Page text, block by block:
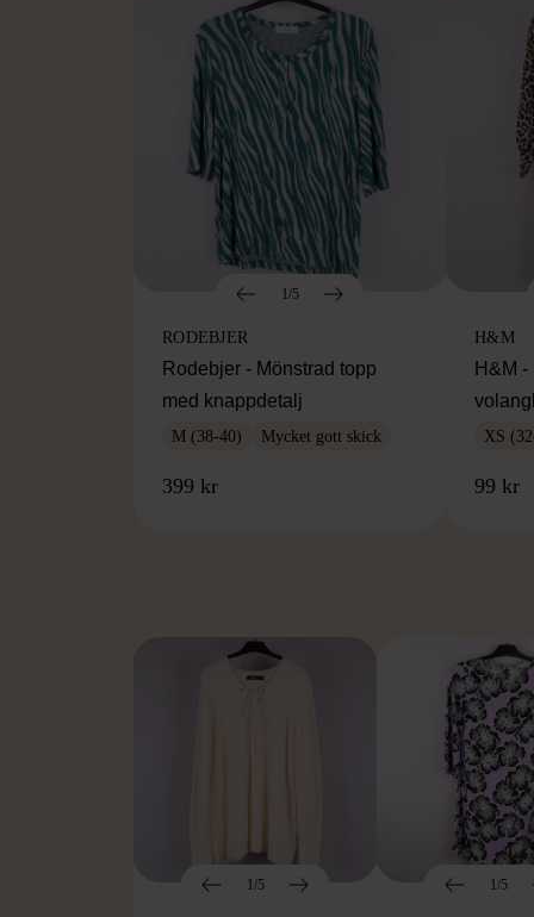
1/5
RODEBJER
Rodebjer - Mönstrad topp
med knappdetalj
M (38-40) Mycket gott skick
399 kr
H&M
H&M
XS
99 kr
1/5 1/5